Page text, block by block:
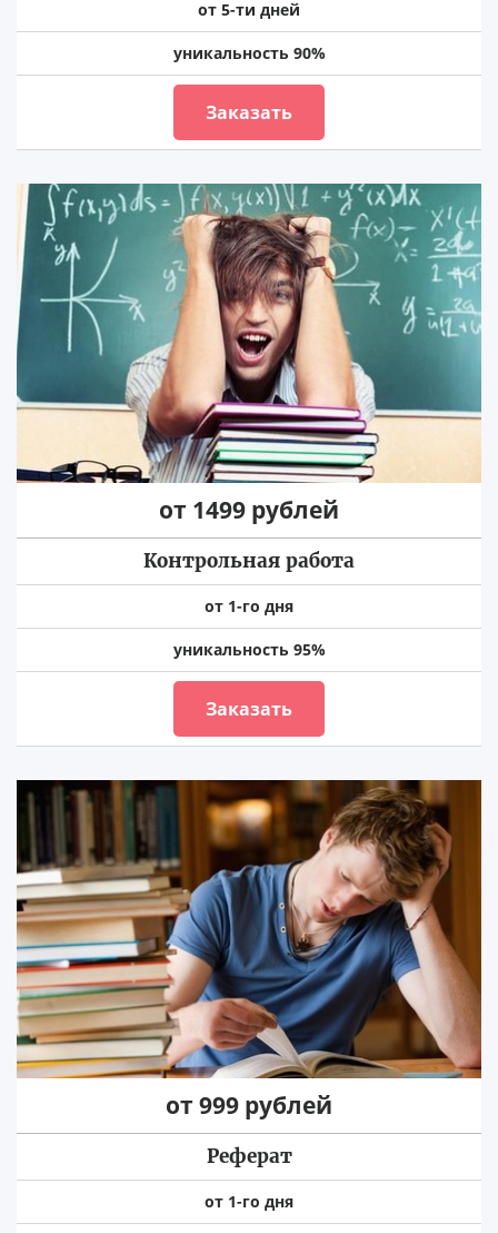
от 5-ти дней
уникальность 90%
Заказать
от 1499 рублей
Контрольная работа
от 1-го дня
уникальность 95%
Заказать
от 999 рублей
Реферат
от 1-го дня